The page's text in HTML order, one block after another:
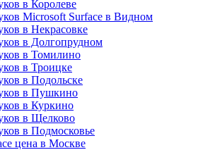
в Королеве
Microsoft Surface в Видном
в Некрасовке
в Долгопрудном
в Томилино
в Троицке
в Подольске
в Пушкино
в Куркино
в Щелково
в Подмосковье
цена в Москве